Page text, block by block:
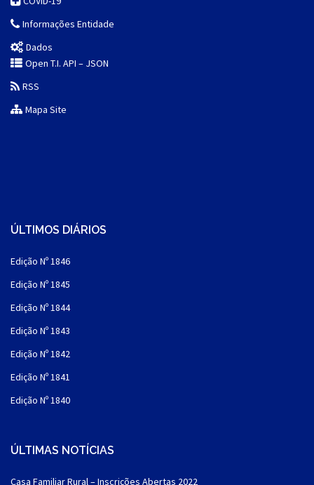
Informações Entidade
Dados
Open T.I. API – JSON
RSS
Mapa Site
ÚLTIMOS DIÁRIOS
Edição Nº 1846
Edição Nº 1845
Edição Nº 1844
Edição Nº 1843
Edição Nº 1842
Edição Nº 1841
Edição Nº 1840
ÚLTIMAS NOTÍCIAS
Casa Familiar Rural – Inscrições Abertas 2022